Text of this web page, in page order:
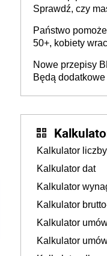
Sprawdź, czy
Państwo
50+, kobiety
osoby
na rzecz
Nowe przepisy
Będą
Kalkulator
Kalkulator dat
Kalkulator
Kalkulator
Kalkulator
Kalkulator